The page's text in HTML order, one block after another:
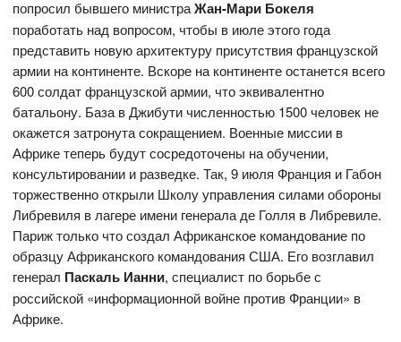
попросил бывшего министраЖан-Мари Бокеля
поработать над вопросом, чтобы в июле этого года
представить новую архитектуру присутствия французской
армии на континенте. Вскоре на континенте останется всего
600 солдат французской армии, что эквивалентно
батальону. База в Джибути численностью 1500 человек не
окажется затронута сокращением. Военные миссии в
Африке теперь будут сосредоточены на обучении,
консультировании и разведке. Так, 9 июля Франция и Габон
торжественно открыли Школу управления силами обороны
Либревиля в лагере имени генерала де Голля в Либревиле.
Париж только что создал Африканское командование по
образцу Африканского командования США. Его возглавил
генерал Паскаль Ианни, специалист по борьбе с
российской «информационной войне против Франции» в
Африке.